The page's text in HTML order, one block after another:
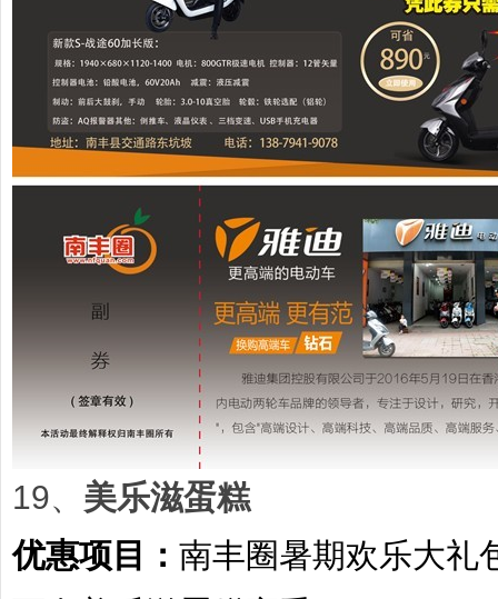
19、 美乐滋蛋糕
优惠项目： 南丰圈暑期欢乐大礼